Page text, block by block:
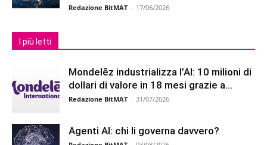
Redazione BitMAT - 17/06/2026
I più letti
Mondelēz industrializza l’AI: 10 milioni di
dollari di valore in 18 mesi grazie a...
Redazione BitMAT - 31/07/2026
Agenti AI: chi li governa davvero?